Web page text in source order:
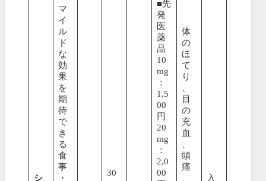
シ
マ
イ
ル
ド
な
効
果
を
期
待
で
き
る
食
事
・
30
■先
発
医
薬
品
10
mg
：
1,5
00
円
20
mg
：
2,0
00
体
の
ほ
て
り
目
の
充
血
頭
痛
入